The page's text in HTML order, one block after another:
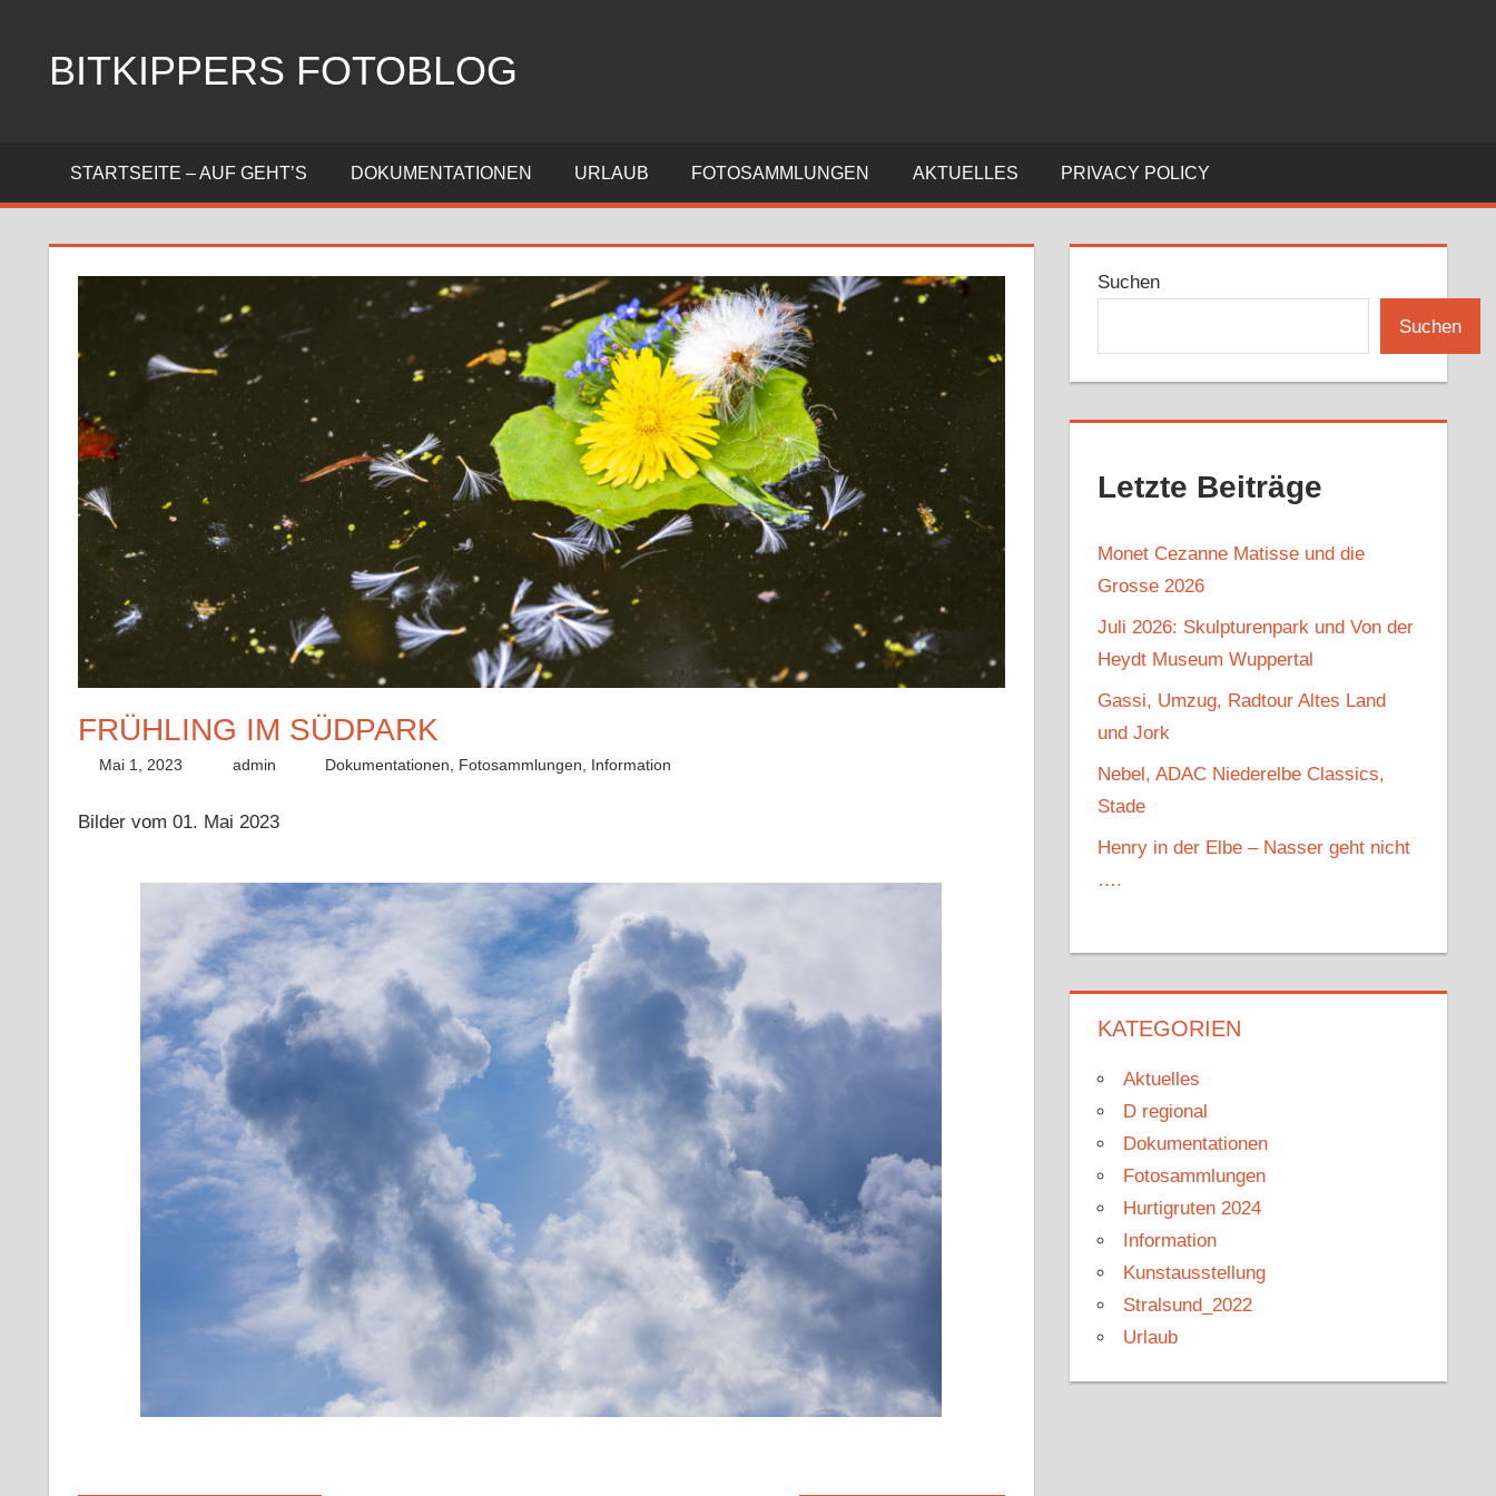
springenBITKIPPERS FOTOBLOG
STARTSEITE – AUF GEHT’S
DOKUMENTATIONEN URLAUB FOTOSAMMLUNGEN AKTUELLES PRIVACY POLICY
FRÜHLING IM SÜDPARK
Mai 1, 2023 admin Dokumentationen Fotosammlungen Information
Bilder vom 01. Mai 2023
Suchen
Suchen
Letzte Beiträge
Monet Cezanne Matisse und die
Grosse 2026
Juli 2026: Skulpturenpark und Von der
Heydt Museum Wuppertal
Gassi, Umzug, Radtour Altes Land
und Jork
Nebel, ADAC Niederelbe Classics,
Stade
Henry in der Elbe – Nasser geht nicht
….
KATEGORIEN
Aktuelles
D regional
Dokumentationen
Fotosammlungen
Hurtigruten 2024
Information
Kunstausstellung
Stralsund_2022
Urlaub